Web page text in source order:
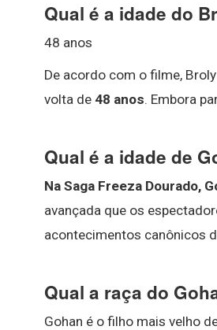
Qual é a idade do
48 anos
De acordo com o filme,
volta de 48 anos. Embora
Qual é a idade de
Na Saga Freeza Dourado,
avançada que os
acontecimentos canônicos
Qual a raça do
Gohan é o filho mais velho